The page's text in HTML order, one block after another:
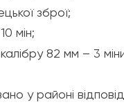
зброї;
мін;
82 мм – 3
у районі